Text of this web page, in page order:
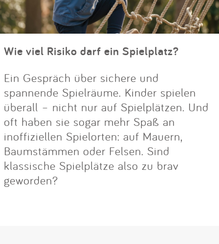
Wie viel Risiko darf ein Spielplatz?
Ein Gespräch über sichere und
spannende Spielräume. Kinder spielen
überall – nicht nur auf Spielplätzen. Und
oft haben sie sogar mehr Spaß an
inoffiziellen Spielorten: auf Mauern,
Baumstämmen oder Felsen. Sind
klassische Spielplätze also zu brav
geworden?